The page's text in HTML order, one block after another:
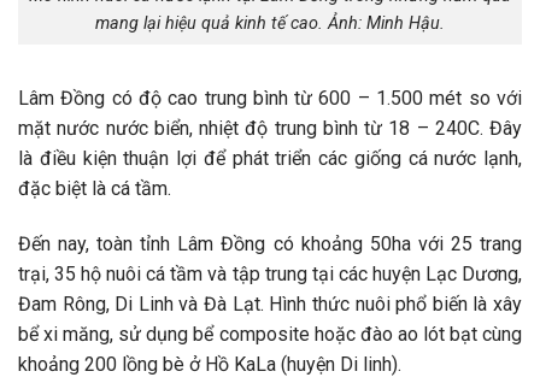
mang lại hiệu quả kinh tế cao. Ảnh: Minh Hậu.
Lâm Đồng có độ cao trung bình từ 600 – 1.500 mét so với
mặt nước nước biển, nhiệt độ trung bình từ 18 – 240C. Đây
là điều kiện thuận lợi để phát triển các giống cá nước lạnh,
đặc biệt là cá tầm.
Đến nay, toàn tỉnh Lâm Đồng có khoảng 50ha với 25 trang
trại, 35 hộ nuôi cá tầm và tập trung tại các huyện Lạc Dương,
Đam Rông, Di Linh và Đà Lạt. Hình thức nuôi phổ biến là xây
bể xi măng, sử dụng bể composite hoặc đào ao lót bạt cùng
khoảng 200 lồng bè ở Hồ KaLa (huyện Di linh).